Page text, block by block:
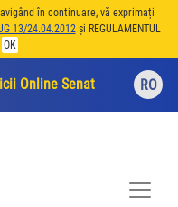
în continuare, vă exprimați
13/24.04.2012și REGULAMENTUL
OK
Online Senat RO